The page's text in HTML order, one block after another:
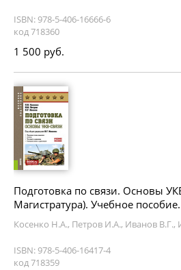
ISBN: 978-5-406-16666-6
код 718360
1 500 руб.
Подготовка по связи. Основы
Магистратура). Учебное пособие.
Косенко Н.А., Петров И.А., Иванов
ISBN: 978-5-406-16417-4
код 718359